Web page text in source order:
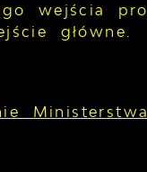
wejścia
główne.